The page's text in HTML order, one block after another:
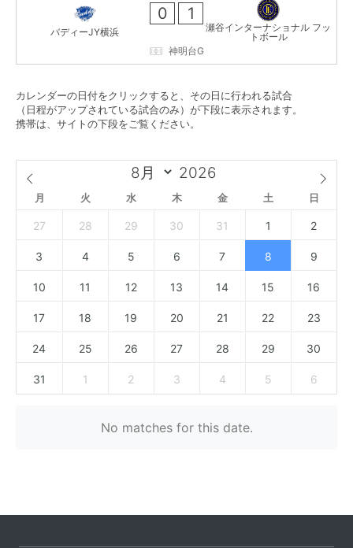
バディーJY横浜
0 1
瀬谷インターナショナル フッ
トボール
神明台G
カレンダーの日付をクリックすると、その日に行われる試合
（日程がアップされている試合のみ）が下段に表示されます。
携帯は、サイトの下段をご覧ください。
月 火 水 木 金 土 日
27 28 29 30 31 1 2
3 4 5 6 7 8 9
10 11 12 13 14 15 16
17 18 19 20 21 22 23
24 25 26 27 28 29 30
31 1 2 3 4 5 6
No matches for this date.